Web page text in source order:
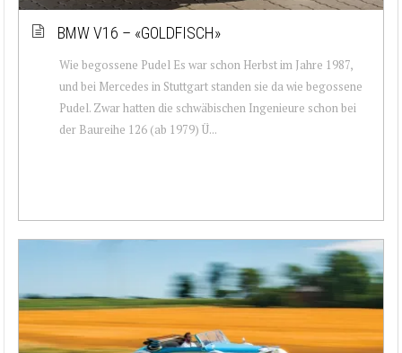
BMW V16 – «GOLDFISCH»
Wie begossene Pudel Es war schon Herbst im Jahre 1987,
und bei Mercedes in Stuttgart standen sie da wie begossene
Pudel. Zwar hatten die schwäbischen Ingenieure schon bei
der Baureihe 126 (ab 1979) Ü...